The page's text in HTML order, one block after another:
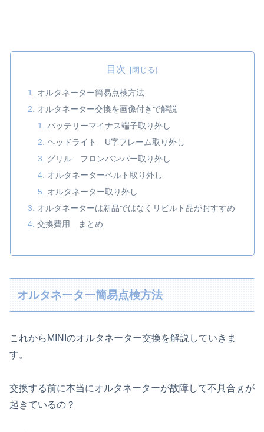
目次
オルタネーター簡易点検方法
オルタネーター交換を画像付きで解説
バッテリーマイナス端子取り外し
ヘッドライト U字フレーム取り外し
グリル フロンバンパー取り外し
オルタネーターベルト取り外し
オルタネーター取り外し
オルタネーターは新品ではなくリビルト品がおすすめ
交換費用 まとめ
オルタネーター簡易点検方法
これからMINIのオルタネーター交換を解説していきま
す。
交換する前に本当にオルタネーターが故障して不具合ｇが
起きているの？